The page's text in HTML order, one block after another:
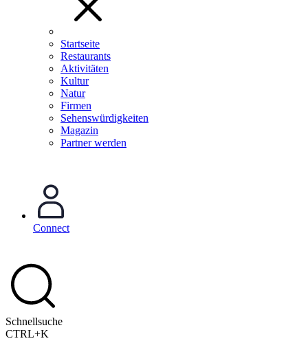
Startseite
Restaurants
Aktivitäten
Kultur
Natur
Firmen
Sehenswürdigkeiten
Magazin
Partner werden
Connect
Schnellsuche
CTRL+K